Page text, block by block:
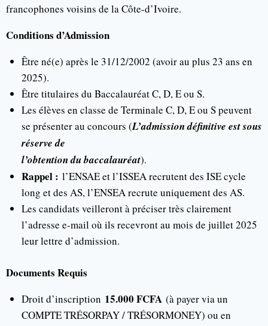
francophones voisins de la Côte-d’Ivoire.
Conditions d’Admission
Être né(e) après le 31/12/2002 (avoir au plus 23 ans en
2025).
Être titulaires du Baccalauréat C, D, E ou S.
Les élèves en classe de Terminale C, D, E ou S peuvent
se présenter au concours (L’admission définitive est sous
réserve de
l’obtention du baccalauréat).
Rappel : l’ENSAE et l’ISSEA recrutent des ISE cycle
long et des AS, l’ENSEA recrute uniquement des AS.
Les candidats veilleront à préciser très clairement
l’adresse e-mail où ils recevront au mois de juillet 2025
leur lettre d’admission.
Documents Requis
Droit d’inscription 15.000 FCFA (à payer via un
COMPTE TRÉSORPAY / TRÉSORMONEY) ou en